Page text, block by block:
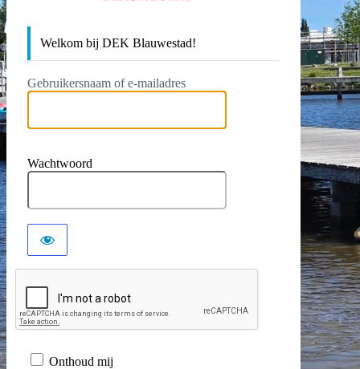
Welkom bij DEK Blauwestad!
Gebruikersnaam of e-mailadres
Wachtwoord
Onthoud mij